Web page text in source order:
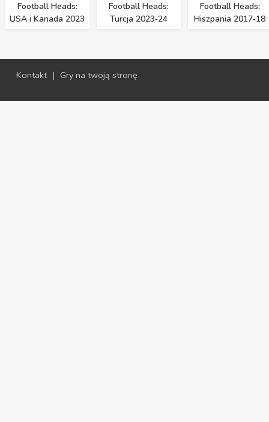
Football Heads:
USA i Kanada 2023
Football Heads:
Turcja 2023‑24
Football Heads:
Hiszpania 2017‑18
Kontakt | Gry na twoją stronę